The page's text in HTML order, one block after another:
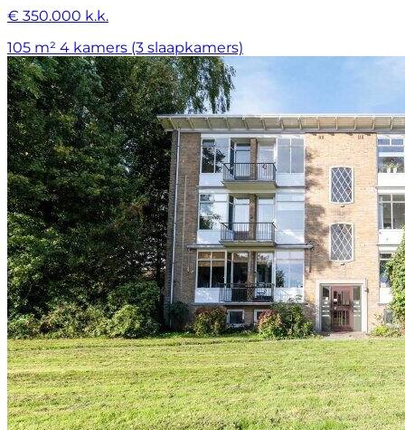
€ 350.000 k.k.
105 m² 4 kamers (3 slaapkamers)